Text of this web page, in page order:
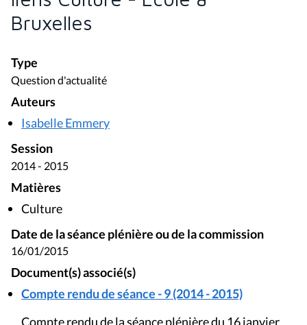
Matières
Date de la séance plénière ou de la commission
16/01/2015
Document(s) associé(s)
Compte rendu de séance - 9 (2014 - 2015)
Compte rendu de la séance plénière du 16 janvier
2015
PARTAGER